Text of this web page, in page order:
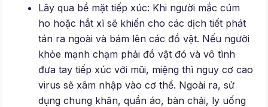
Lây qua bề mặt tiếp xúc: Khi người mắc cúm
ho hoặc hắt xì sẽ khiến cho các dịch tiết phát
tán ra ngoài và bám lên các đồ vật. Nếu người
khỏe mạnh chạm phải đồ vật đó và vô tình
đưa tay tiếp xúc với mũi, miệng thì nguy cơ cao
virus sẽ xâm nhập vào cơ thể. Ngoài ra, sử
dụng chung khăn, quần áo, bàn chải, ly uống